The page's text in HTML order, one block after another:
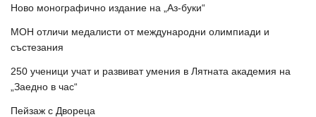
Ново монографично издание на „Аз-буки“
МОН отличи медалисти от международни олимпиади и
състезания
250 ученици учат и развиват умения в Лятната академия на
„Заедно в час“
Пейзаж с Двореца